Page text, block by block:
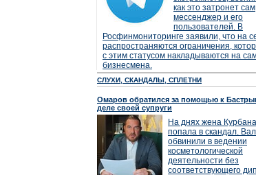
как это затронет сам
мессенджер и его
пользователей. В
Росфинмониторинге заявили, что на
распространяются ограничения,
с этим статусом накладываются на
бизнесмена.
СЛУХИ, СКАНДАЛЫ, СПЛЕТНИ
Омаров обратился за помощью к
деле своей супруги
На днях жена
попала в скандал.
обвинили в ведении
косметологической
деятельности без
соответствующего